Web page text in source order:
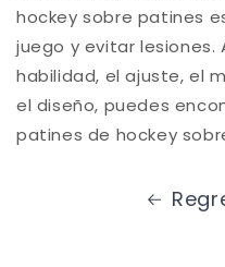
hockey sobre patines
juego y evitar lesiones.
habilidad, el ajuste, el
el diseño, puedes
patines de hockey